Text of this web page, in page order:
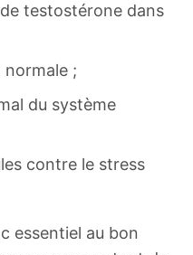
testostérone dans
normale ;
du système
contre le stress
essentiel au bon